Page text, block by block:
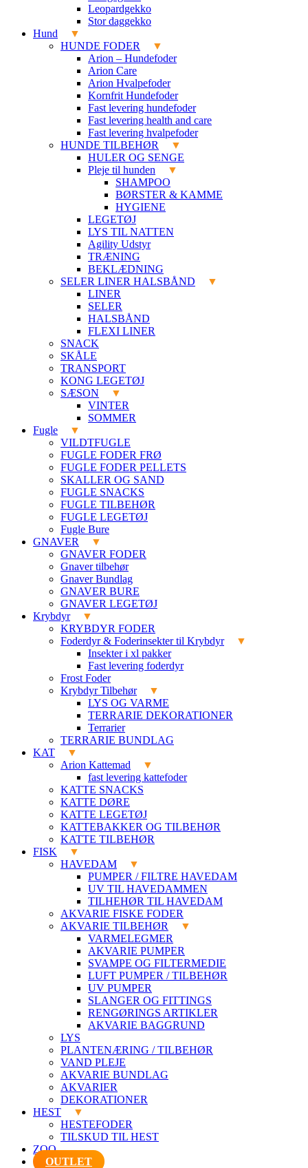
Leopardgekko
Stor daggekko
Hund
HUNDE FODER
Arion – Hundefoder
Arion Care
Arion Hvalpefoder
Kornfrit Hundefoder
Fast levering hundefoder
Fast levering health and care
Fast levering hvalpefoder
HUNDE TILBEHØR
HULER OG SENGE
Pleje til hunden
SHAMPOO
BØRSTER & KAMME
HYGIENE
LEGETØJ
LYS TIL NATTEN
Agility Udstyr
TRÆNING
BEKLÆDNING
SELER LINER HALSBÅND
LINER
SELER
HALSBÅND
FLEXI LINER
SNACK
SKÅLE
TRANSPORT
KONG LEGETØJ
SÆSON
VINTER
SOMMER
Fugle
VILDTFUGLE
FUGLE FODER FRØ
FUGLE FODER PELLETS
SKALLER OG SAND
FUGLE SNACKS
FUGLE TILBEHØR
FUGLE LEGETØJ
Fugle Bure
GNAVER
GNAVER FODER
Gnaver tilbehør
Gnaver Bundlag
GNAVER BURE
GNAVER LEGETØJ
Krybdyr
KRYBDYR FODER
Foderdyr & Foderinsekter til Krybdyr
Insekter i xl pakker
Fast levering foderdyr
Frost Foder
Krybdyr Tilbehør
LYS OG VARME
TERRARIE DEKORATIONER
Terrarier
TERRARIE BUNDLAG
KAT
Arion Kattemad
fast levering kattefoder
KATTE SNACKS
KATTE DØRE
KATTE LEGETØJ
KATTEBAKKER OG TILBEHØR
KATTE TILBEHØR
FISK
HAVEDAM
PUMPER / FILTRE HAVEDAM
UV TIL HAVEDAMMEN
TILHEHØR TIL HAVEDAM
AKVARIE FISKE FODER
AKVARIE TILBEHØR
VARMELEGMER
AKVARIE PUMPER
SVAMPE OG FILTERMEDIE
LUFT PUMPER / TILBEHØR
UV PUMPER
SLANGER OG FITTINGS
RENGØRINGS ARTIKLER
AKVARIE BAGGRUND
LYS
PLANTENÆRING / TILBEHØR
VAND PLEJE
AKVARIE BUNDLAG
AKVARIER
DEKORATIONER
HEST
HESTEFODER
TILSKUD TIL HEST
ZOO
OUTLET